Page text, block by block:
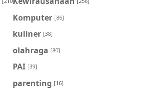
Komputer [86]
kuliner [38]
olahraga [80]
PAI [39]
parenting [16]